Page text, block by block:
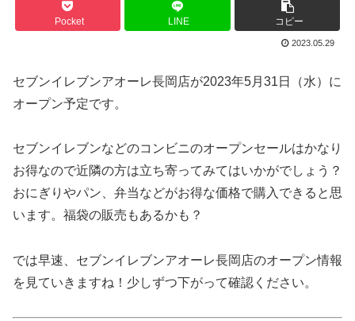
Pocket LINE コピー
2023.05.29
セブンイレブンアオーレ長岡店が2023年5月31日（水）に
オープン予定です。
セブンイレブンなどのコンビニのオープンセールはかなり
お得なので近隣の方は立ち寄ってみてはいかがでしょう？
おにぎりやパン、弁当などがお得な価格で購入できると思
います。福袋の販売もあるかも？
では早速、セブンイレブンアオーレ長岡店のオープン情報
を見ていきますね！少しずつ下がって確認ください。